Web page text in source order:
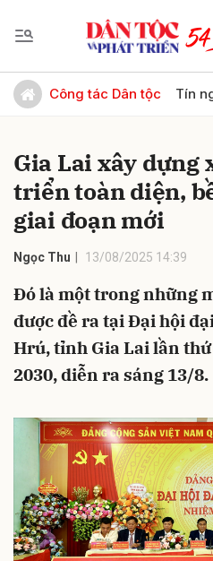
Công tác Dân tộc Tín
Gia Lai xây dựng
triển toàn diện,
giai đoạn mới
Ngọc Thu 13/08/2025 14:39
Đó là một trong những
được đề ra tại Đại hội
Hrú, tỉnh Gia Lai lần
2030, diễn ra sáng 13/8.
Gửi bình luận